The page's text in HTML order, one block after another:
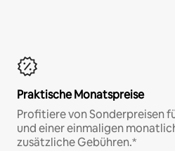
Praktische Monatspreise
Profitiere von Sonderpreisen
und einer einmaligen
zusätzliche Gebühren.*